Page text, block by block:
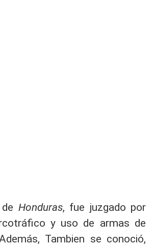
Honduras, fue juzgado por
y uso de armas de
Tambien se conoció,